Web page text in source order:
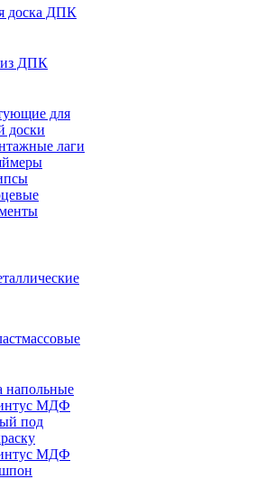
доска ДПК
ДПК
для
доски
лаги
напольные
МДФ
под
МДФ